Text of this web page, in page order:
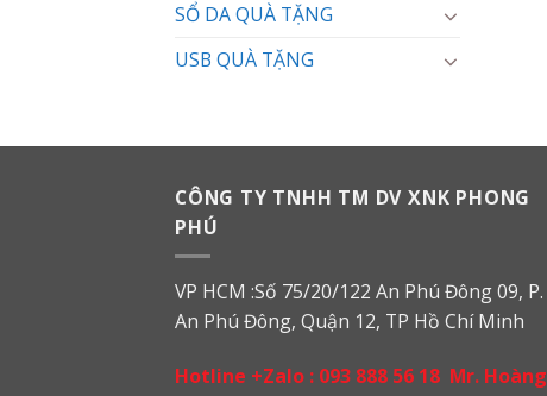
SỔ DA QUÀ TẶNG
USB QUÀ TẶNG
CÔNG TY TNHH TM DV XNK PHONG
PHÚ
VP HCM :Số 75/20/122 An Phú Đông 09, P.
An Phú Đông, Quận 12, TP Hồ Chí Minh
Hotline +Zalo : 093 888 56 18 Mr. Hoàng